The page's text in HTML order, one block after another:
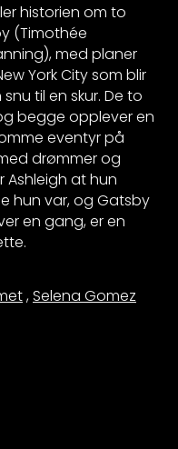
historien om to
(Timothée
med planer
York City som blir
til en skur. De to
begge opplever en
eventyr på
drømmer og
Ashleigh at hun
hun var, og Gatsby
en gang, er en
,Selena Gomez